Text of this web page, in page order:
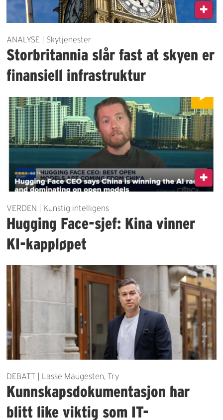
ANALYSE | Skytjenester
Storbritannia slår fast at skyen er
finansiell infrastruktur
VERDEN | Kunstig intelligens
Hugging Face-sjef: Kina vinner
KI-kappløpet
DEBATT | Lasse Maugesten, Try
Kunnskapsdokumentasjon har
blitt like viktig som IT-